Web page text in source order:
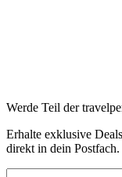
Werde Teil der
Erhalte exklusive
direkt in dein Postfach.